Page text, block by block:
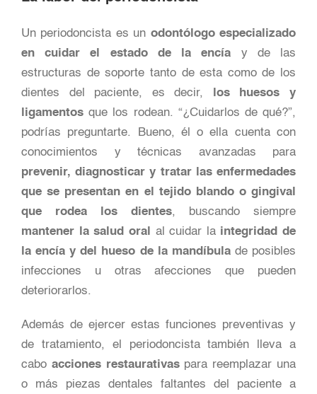
Un periodoncista es un odontólogo especializado
en cuidar el estado de la encía y de las
estructuras de soporte tanto de esta como de los
dientes del paciente, es decir,
los huesos y
ligamentos que los rodean. “¿Cuidarlos de qué?”,
podrías preguntarte. Bueno, él o ella cuenta con
conocimientos y técnicas avanzadas para
prevenir, diagnosticar y tratar las enfermedades
que se presentan en el tejido blando o gingival
que rodea los dientes, buscando siempre
mantener la salud oral
al cuidar la integridad de
la encía y del hueso de la mandíbula de posibles
infecciones u otras afecciones que pueden
deteriorarlos.
Además de ejercer estas funciones preventivas y
de tratamiento, el periodoncista también lleva a
cabo acciones restaurativaspara reemplazar una
o más piezas dentales faltantes del paciente a